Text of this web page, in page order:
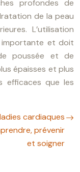
profondes de
de la peau
L’utilisation
importante et doit
poussée et de
épaisses et plus
efficaces que les
cardiaques
prévenir
et soigner